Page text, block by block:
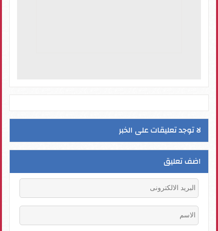
لا توجد تعليقات على الخبر
اضف تعليق